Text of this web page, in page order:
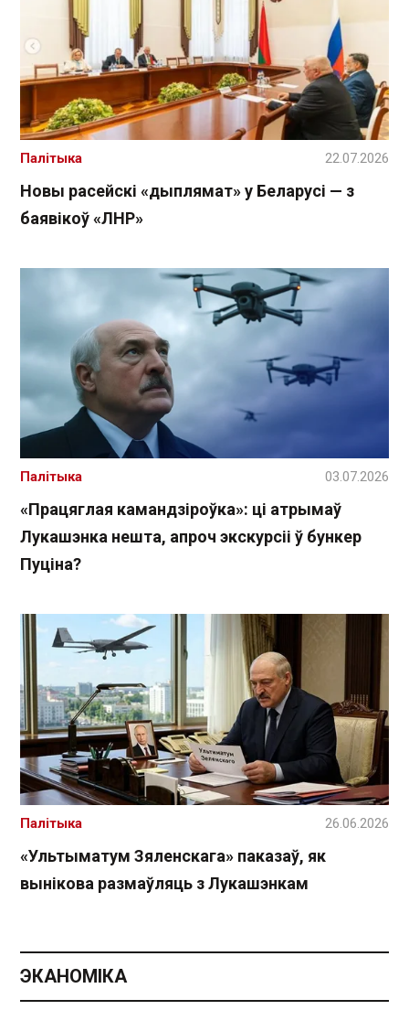
Новы расейскі «дыплямат» у Беларусі — з
баявікоў «ЛНР»
Палітыка 22.07.2026
«Працяглая камандзіроўка»: ці атрымаў
Лукашэнка нешта, апроч экскурсіі ў бункер
Пуціна?
Палітыка 03.07.2026
«Ультыматум Зяленскага» паказаў, як
вынікова размаўляць з Лукашэнкам
Палітыка 26.06.2026
ЭКАНОМІКА